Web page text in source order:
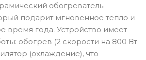
обогреватель-
подарит мгновенное тепло и
время года. Устройство имеет
обогрев (2 скорости на 800 Вт
(охлаждение), что